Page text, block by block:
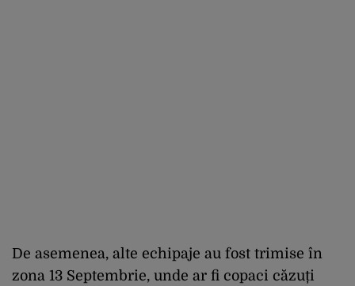
De asemenea, alte echipaje au fost trimise în
zona 13 Septembrie, unde ar fi copaci căzuți